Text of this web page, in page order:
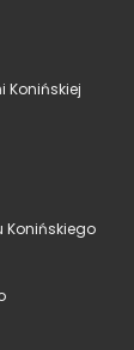
Konińskiej
Konińskiego